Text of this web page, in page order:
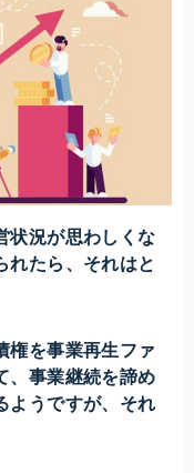
状況が思わしくな
れたら、それはと
権を事業再生ファ
、事業継続を諦め
ようですが、それ